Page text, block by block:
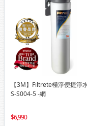
【3M】Filtrete極淨便捷淨
S-S004-5 -網
6,990